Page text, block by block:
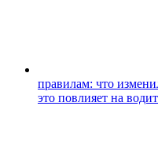
правилам: что
это повлияет на